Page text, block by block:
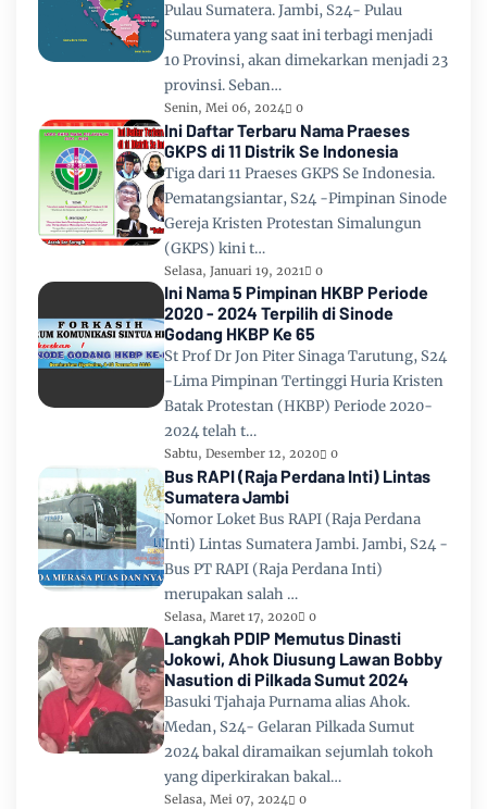
Pulau Sumatera. Jambi, S24- Pulau
Sumatera yang saat ini terbagi menjadi
10 Provinsi, akan dimekarkan menjadi 23
provinsi. Seban…
Senin, Mei 06, 2024 0
Ini Daftar Terbaru Nama Praeses
GKPS di 11 Distrik Se Indonesia
Tiga dari 11 Praeses GKPS Se Indonesia.
Pematangsiantar, S24 -Pimpinan Sinode
Gereja Kristen Protestan Simalungun
(GKPS) kini t…
Selasa, Januari 19, 2021 0
Ini Nama 5 Pimpinan HKBP Periode
2020 - 2024 Terpilih di Sinode
Godang HKBP Ke 65
St Prof Dr Jon Piter Sinaga Tarutung, S24
-Lima Pimpinan Tertinggi Huria Kristen
Batak Protestan (HKBP) Periode 2020-
2024 telah t…
Sabtu, Desember 12, 2020 0
Bus RAPI (Raja Perdana Inti) Lintas
Sumatera Jambi
Nomor Loket Bus RAPI (Raja Perdana
Inti) Lintas Sumatera Jambi. Jambi, S24 -
Bus PT RAPI (Raja Perdana Inti)
merupakan salah …
Selasa, Maret 17, 2020 0
Langkah PDIP Memutus Dinasti
Jokowi, Ahok Diusung Lawan Bobby
Nasution di Pilkada Sumut 2024
Basuki Tjahaja Purnama alias Ahok.
Medan, S24- Gelaran Pilkada Sumut
2024 bakal diramaikan sejumlah tokoh
yang diperkirakan bakal…
Selasa, Mei 07, 2024 0